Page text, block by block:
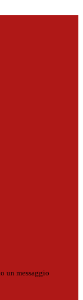
un messaggio